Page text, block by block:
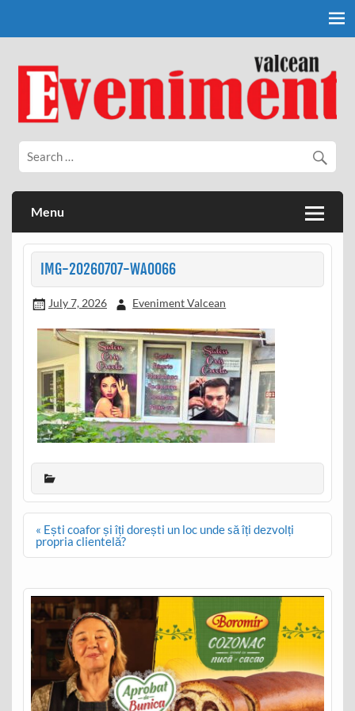
Eveniment Valcean
Menu
IMG-20260707-WA0066
July 7, 2026 Eveniment Valcean
Post
navigation
« Ești coafor și îți dorești un loc unde să îți dezvolți
propria clientelă?